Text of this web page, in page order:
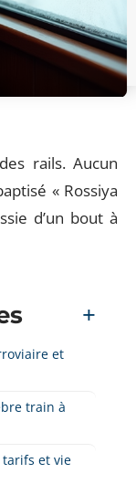
rails. Aucun
« Rossiya
d’un bout à
et
train à
tarifs et vie